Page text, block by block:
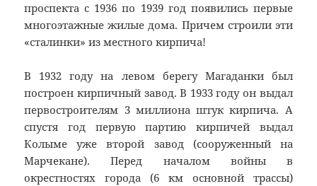
проспекта с 1936 по 1939 год появились первые
многоэтажные жилые дома. Причем строили эти
«сталинки» из местного кирпича!
В 1932 году на левом берегу Магаданки был
построен кирпичный завод. В 1933 году он выдал
первостроителям 3 миллиона штук кирпича. А
спустя год первую партию кирпичей выдал
Колыме уже второй завод (сооруженный на
Марчекане). Перед началом войны в
окрестностях города (6 км основной трассы)